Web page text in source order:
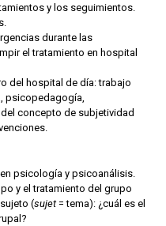
y los seguimientos.
durante las
el tratamiento en hospital
del hospital de día: trabajo
psicopedagogía,
concepto de subjetividad
psicología y psicoanálisis.
y el tratamiento del grupo
(sujet= tema): ¿cuál es el